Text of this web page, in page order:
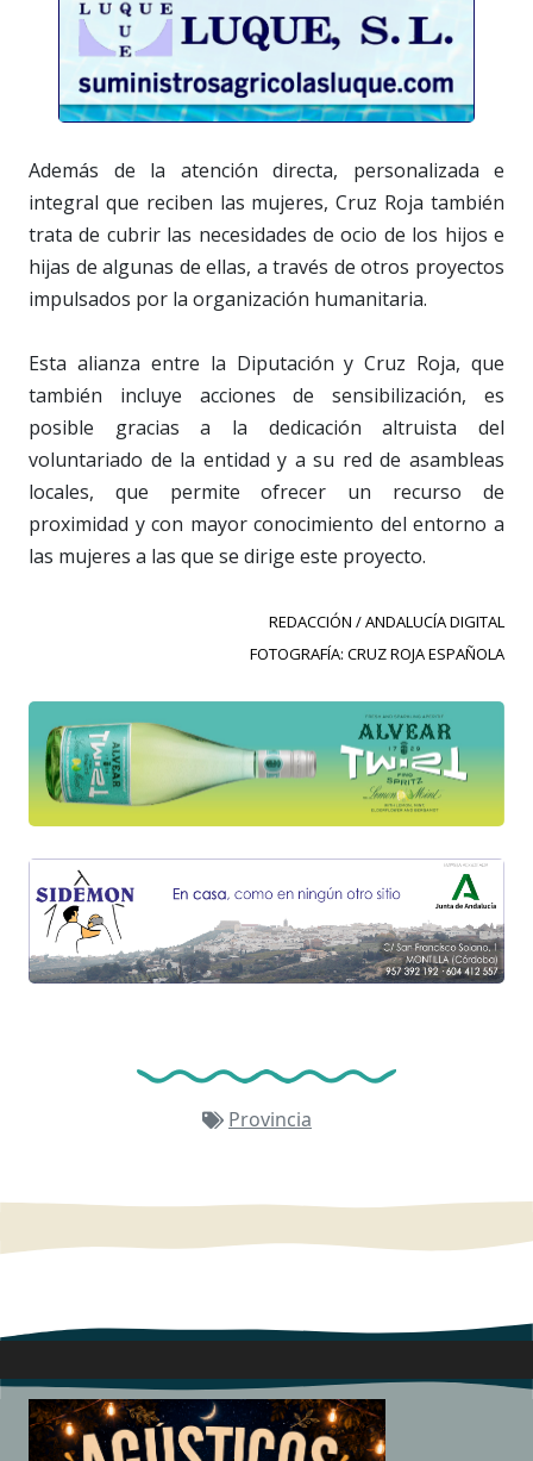
Además de la atención directa, personalizada e
integral que reciben las mujeres, Cruz Roja también
trata de cubrir las necesidades de ocio de los hijos e
hijas de algunas de ellas, a través de otros proyectos
impulsados por la organización humanitaria.
Esta alianza entre la Diputación y Cruz Roja, que
también incluye acciones de sensibilización, es
posible gracias a la dedicación altruista del
voluntariado de la entidad y a su red de asambleas
locales, que permite ofrecer un recurso de
proximidad y con mayor conocimiento del entorno a
las mujeres a las que se dirige este proyecto.
REDACCIÓN / ANDALUCÍA DIGITAL
FOTOGRAFÍA: CRUZ ROJA ESPAÑOLA
Provincia